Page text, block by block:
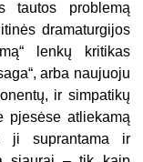
tautos problemą
dramaturgijos
lenkų kritikas
arba naujuoju
ir simpatikų
pjesėse atliekamą
ji suprantama ir